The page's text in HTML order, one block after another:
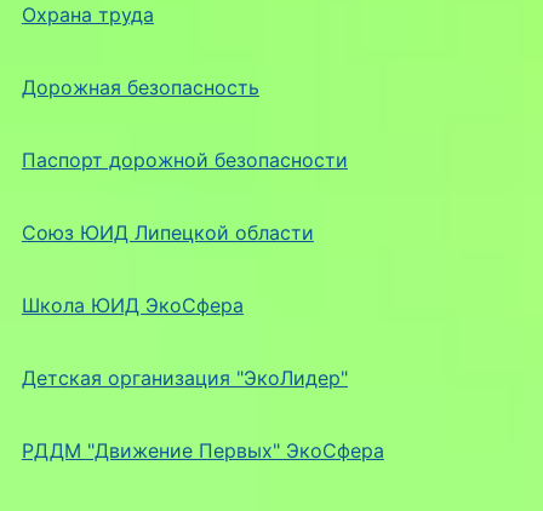
Охрана труда
Дорожная безопасность
Паспорт дорожной безопасности
Союз ЮИД Липецкой области
Школа ЮИД ЭкоСфера
Детская организация "ЭкоЛидер"
РДДМ "Движение Первых" ЭкоСфера